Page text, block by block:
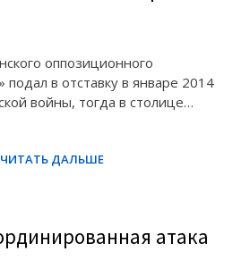
оппозиционного
в отставку в январе 2014
войны, тогда в столице…
атака